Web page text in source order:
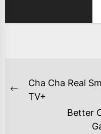
NAVEGACIÓN
DEPrevious
Cha Cha Real
TV+
Better